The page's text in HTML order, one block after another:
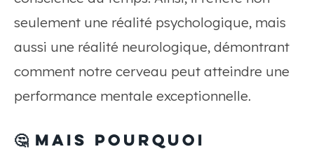
seulement une réalité psychologique, mais
aussi une réalité neurologique, démontrant
comment notre cerveau peut atteindre une
performance mentale exceptionnelle.
🤔 Mais pourquoi